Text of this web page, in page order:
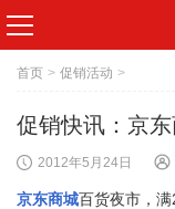
首页 > 促销活动 >
促销快讯：京
2012年5月24日
京东商城百货夜市，满